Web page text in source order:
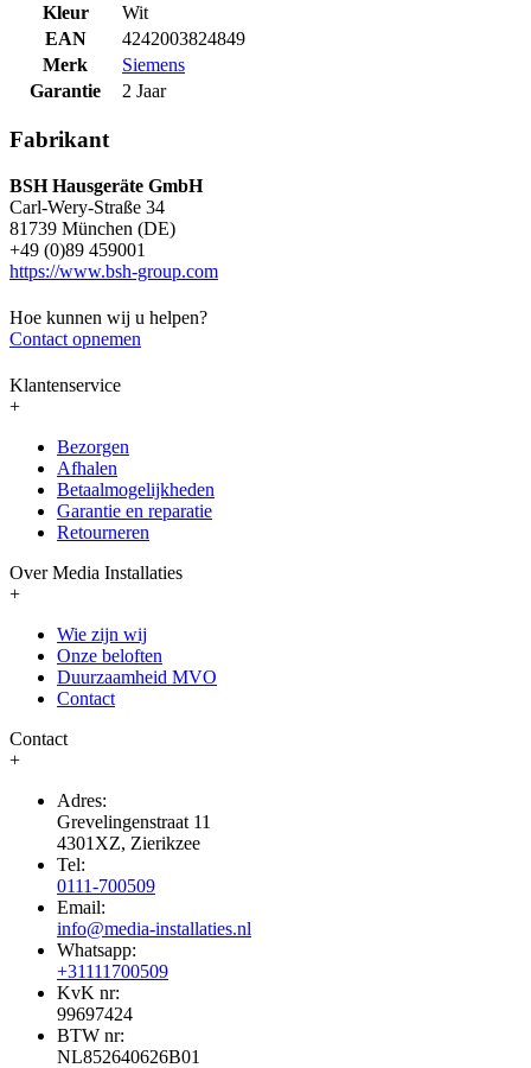
Kleur
Wit
EAN
4242003824849
Merk
Siemens
Garantie
2 Jaar
Fabrikant
BSH Hausgeräte GmbH
Carl-Wery-Straße 34
81739 München (DE)
+49 (0)89 459001
https://www.bsh-group.com
Hoe kunnen wij u helpen?
Contact opnemen
Klantenservice
+
Bezorgen
Afhalen
Betaalmogelijkheden
Garantie en reparatie
Retourneren
Over Media Installaties
+
Wie zijn wij
Onze beloften
Duurzaamheid MVO
Contact
Contact
+
Adres:
Grevelingenstraat 11
4301XZ, Zierikzee
Tel:
0111-700509
Email:
info@media-installaties.nl
Whatsapp:
+31111700509
KvK nr:
99697424
BTW nr:
NL852640626B01